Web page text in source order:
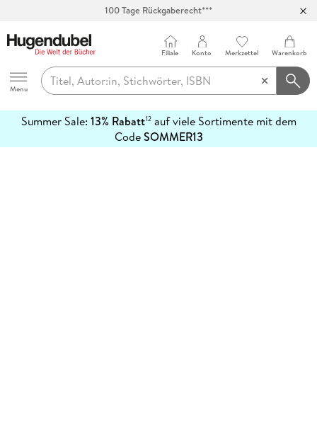
100 Tage Rückgaberecht***
Hugendubel
Menu
Filiale Konto Merkzettel Warenkorb
Summer Sale: 13% Rabatt12auf viele Sortimente mit dem
CodeSOMMER13
erfahren